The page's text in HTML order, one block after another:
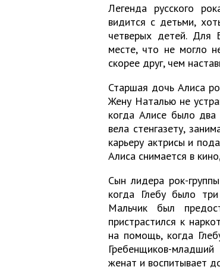
Легенда русского
видится с детьми,
четверых детей. Для
месте, что не могло
скорее друг, чем
Старшая дочь Алиса
Жену Наталью не
когда Алисе было два
вела стенгазету,
карьеру актрисы и
Алиса снимается в
Сын лидера рок-
когда Глебу было
Мальчик был
пристрастился к
на помощь, когда
Гребенщиков-
женат и воспитывает